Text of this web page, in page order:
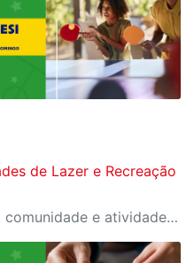
de Lazer e Recreação
Troca de figurinhas aberta à comunidade e atividades exclusivas para cliente SESI